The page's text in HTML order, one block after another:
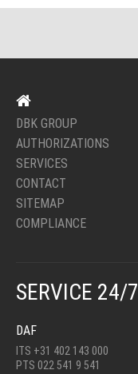
DBK GROUP
AUTHORIZATIONS
SERVICES
CONTACT
SITEMAP
COMPLIANCE
SERVICE 24/7
DAF
ITS +31 402 143 000
PTS 022 541 9 541